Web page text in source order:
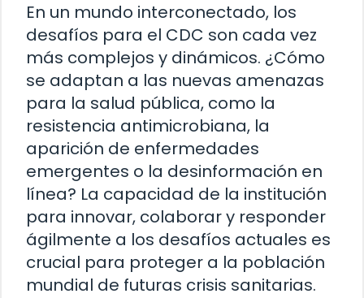
En un mundo interconectado, los
desafíos para el CDC son cada vez
más complejos y dinámicos. ¿Cómo
se adaptan a las nuevas amenazas
para la salud pública, como la
resistencia antimicrobiana, la
aparición de enfermedades
emergentes o la desinformación en
línea? La capacidad de la institución
para innovar, colaborar y responder
ágilmente a los desafíos actuales es
crucial para proteger a la población
mundial de futuras crisis sanitarias.